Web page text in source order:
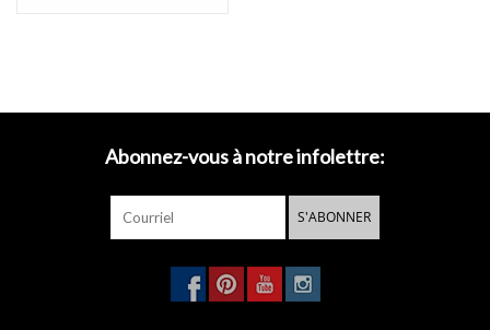
Abonnez-vous à notre infolettre:
S'ABONNER